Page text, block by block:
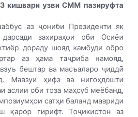
кишвари узви СММ пазируфта
аз ҷониби Президенти як
захираҳои оби Осиёи
дораду шояд камбуди обро
аз ҳама таҷриба намояд,
бештар ва масъаларо ҷиддӣ
Мавзуи ҳифз ва нигоҳдошти
аслии оби тоза маҳсуб меёбанд,
сатҳи баланд мавриди
қарор гирифт. Тоҷикистон аз